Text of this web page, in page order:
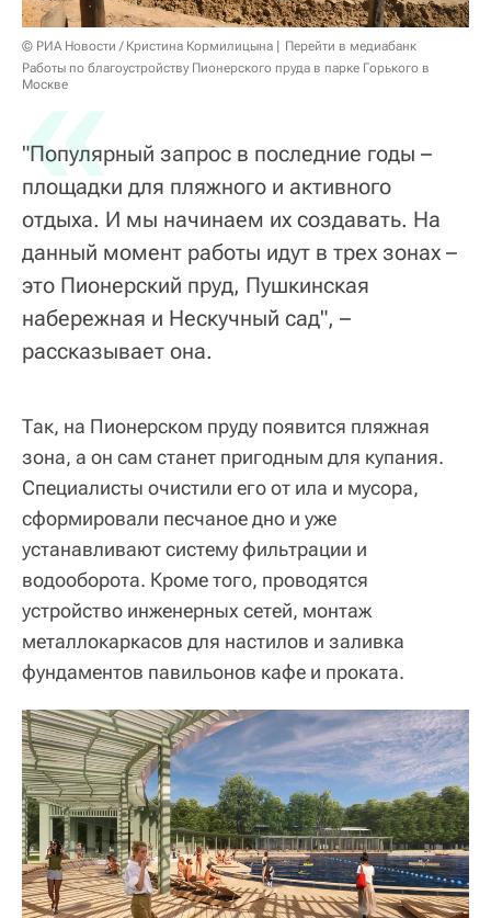
© РИА Новости / Кристина Кормилицына
Перейти в медиабанк
Работы по благоустройству Пионерского пруда в парке Горького в
Москве
«
"Популярный запрос в последние годы –
площадки для пляжного и активного
отдыха. И мы начинаем их создавать. На
данный момент работы идут в трех зонах –
это Пионерский пруд, Пушкинская
набережная и Нескучный сад", –
рассказывает она.
Так, на Пионерском пруду появится пляжная
зона, а он сам станет пригодным для купания.
Специалисты очистили его от ила и мусора,
сформировали песчаное дно и уже
устанавливают систему фильтрации и
водооборота. Кроме того, проводятся
устройство инженерных сетей, монтаж
металлокаркасов для настилов и заливка
фундаментов павильонов кафе и проката.